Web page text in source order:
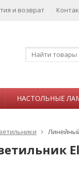
и возврат
НАСТОЛЬНЫЕ